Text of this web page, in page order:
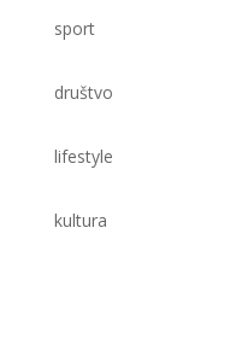
sport
društvo
lifestyle
kultura